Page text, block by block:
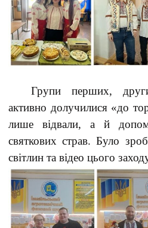
Групи перших,
активно долучилися «до
лише відвали, а й
святкових страв. Було
світлин та відео цього